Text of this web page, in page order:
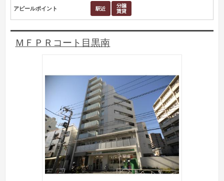
アピールポイント
ＭＦＰＲコート目黒南